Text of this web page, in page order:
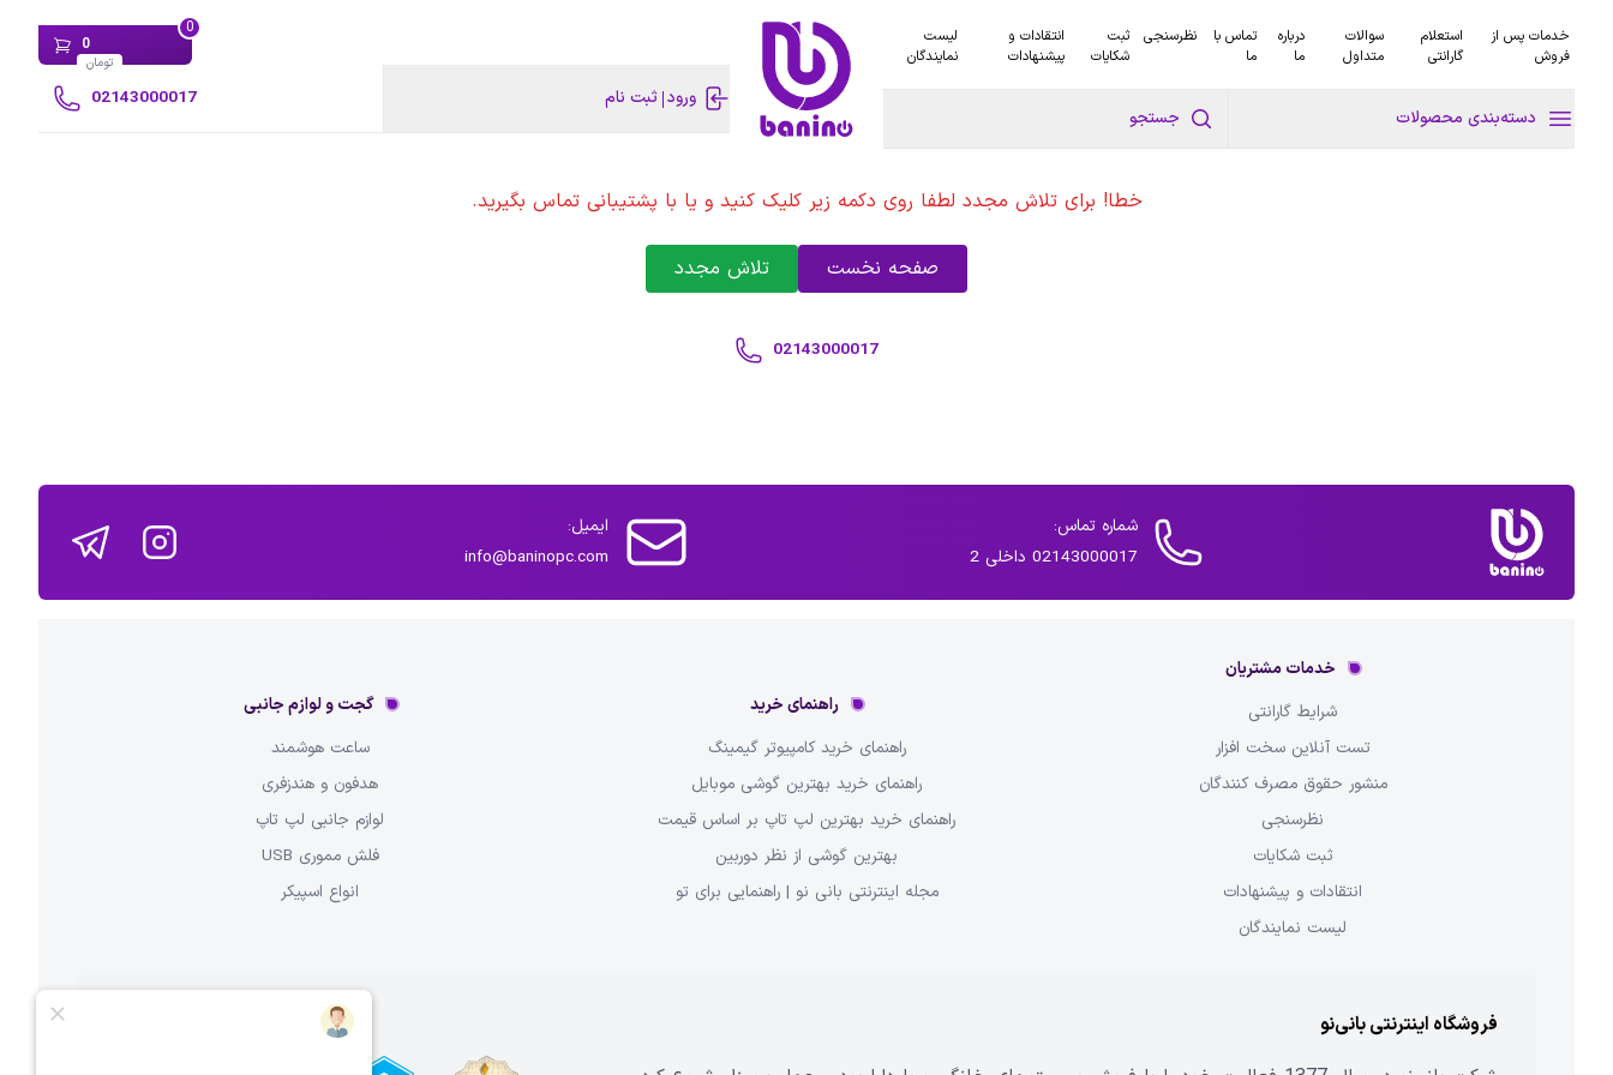
خدمات پس از
فروش
استعلام
گارانتی
سوالات
متداول
درباره
ما
تماس با
ما
نظرسنجی
ثبت
شکایات
انتقادات و
پیشنهادات
لیست
نمایندگان
دسته‌بندی محصولات جستجو
0
0
تومان
ورود ثبت نام 02143000017
خطا! برای تلاش مجدد لطفا روی دکمه زیر کلیک کنید و یا با پشتیبانی تماس بگیرید.
صفحه نخست تلاش مجدد
02143000017
شماره تماس:
02143000017 داخلی 2
ایمیل:
info@baninopc.com
خدمات مشتریان
شرایط گارانتی
تست آنلاین سخت افزار
منشور حقوق مصرف کنندگان
نظرسنجی
ثبت شکایات
انتقادات و پیشنهادات
لیست نمایندگان
راهنمای خرید
راهنمای خرید کامپیوتر گیمینگ
راهنمای خرید بهترین گوشی موبایل
راهنمای خرید بهترین لپ تاپ بر اساس قیمت
بهترین گوشی از نظر دوربین
مجله اینترنتی بانی نو | راهنمایی برای تو
گجت و لوازم جانبی
ساعت هوشمند
هدفون و هندزفری
لوازم جانبی لپ تاپ
فلش مموری USB
انواع اسپیکر
فروشگاه اینترنتی بانی‌نو